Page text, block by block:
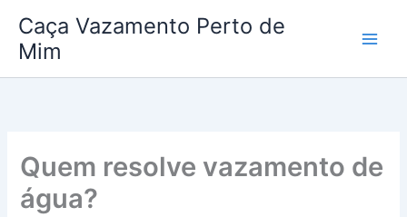
para
conteúdo
Caça Vazamento Perto de
Mim
Quem resolve vazamento de
água?